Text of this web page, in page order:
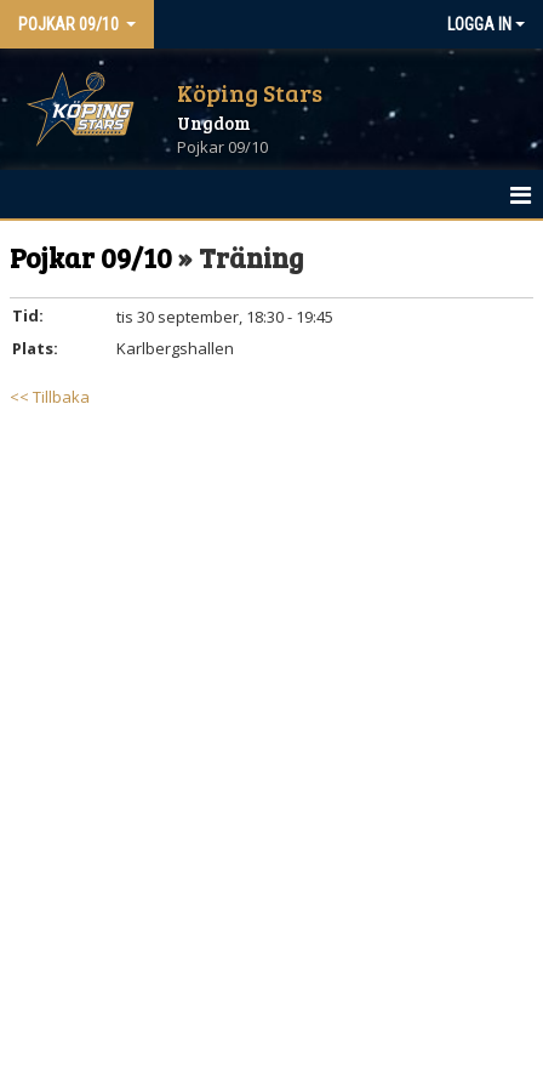
POJKAR 09/10 LOGGA IN
Köping Stars
Ungdom
Pojkar 09/10
POJKAR 09/10
NYHETER
KALENDER
TRUPPEN
Pojkar 09/10» Träning
Tid:
tis 30 september, 18:30 - 19:45
Plats:
Karlbergshallen
<< Tillbaka